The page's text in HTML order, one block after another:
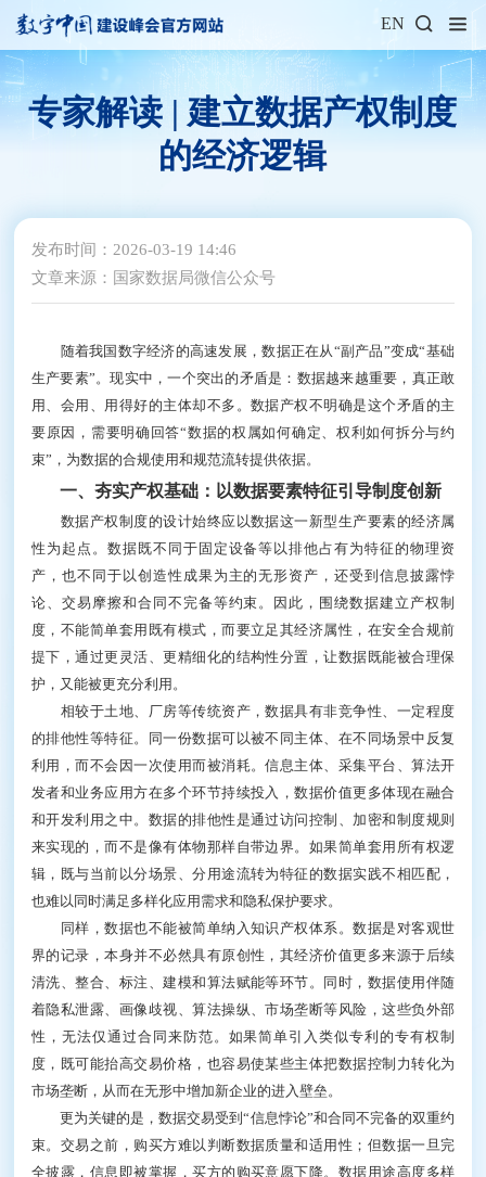
EN
专家解读 | 建立数据产权制度
的经济逻辑
发布时间：2026-03-19 14:46
文章来源：国家数据局微信公众号
随着我国数字经济的高速发展，数据正在从“副产
品”变成“基础生产要素”。现实中，一个突出的矛盾是：
数据越来越重要，真正敢用、会用、用得好的主体却不
多。数据产权不明确是这个矛盾的主要原因，需要明确
回答“数据的权属如何确定、权利如何拆分与约束”，为
数据的合规使用和规范流转提供依据。
数据产权制度的设计始终应以数据这一新型生产要
素的经济属性为起点。数据既不同于固定设备等以排他
占有为特征的物理资产，也不同于以创造性成果为主的
无形资产，还受到信息披露悖论、交易摩擦和合同不完
备等约束。因此，围绕数据建立产权制度，不能简单套
用既有模式，而要立足其经济属性，在安全合规前提
被合理保护，又能被更充分利用。
相较于土地、厂房等传统资产，数据具有非竞争
性、一定程度的排他性等特征。同一份数据可以被不同
主体、在不同场景中反复利用，而不会因一次使用而被
消耗。信息主体、采集平台、算法开发者和业务应用方
在多个环节持续投入，数据价值更多体现在融合和开发
利用之中。数据的排他性是通过访问控制、加密和制度
规则来实现的，而不是像有体物那样自带边界。如果简
单套用所有权逻辑，既与当前以分场景、分用途流转为
特征的数据实践不相匹配，也难以同时满足多样化应用